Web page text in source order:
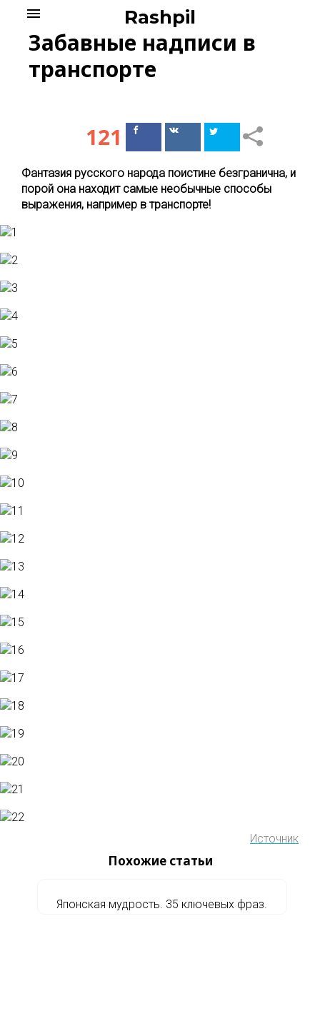
content
Rashpil
menu
Забавные надписи в
транспорте
121
ПоделитьсяПоделиться
Фантазия русского народа поистине безгранична, и
порой она находит самые необычные способы
выражения, например в транспорте!
Источник
Похожие статьи
Японская мудрость. 35 ключевых фраз.